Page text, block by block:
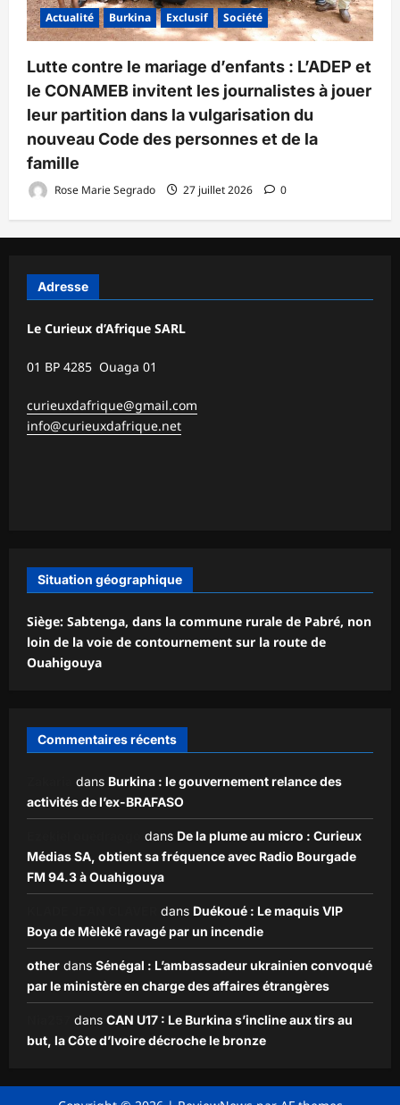
Actualité Burkina Exclusif Société
Lutte contre le mariage d’enfants : L’ADEP et
le CONAMEB invitent les journalistes à jouer
leur partition dans la vulgarisation du
nouveau Code des personnes et de la
famille
Rose Marie Segrado 27 juillet 2026 0
Adresse
Le Curieux d’Afrique SARL
01 BP 4285 Ouaga 01
curieuxdafrique@gmail.com
info@curieuxdafrique.net
Situation géographique
Siège: Sabtenga, dans la commune rurale de Pabré, non
loin de la voie de contournement sur la route de
Ouahigouya
Commentaires récents
dans Burkina : le gouvernement relance des
activités de l’ex-BRAFASO
dans De la plume au micro : Curieux
Médias SA, obtient sa fréquence avec Radio Bourgade
FM 94.3 à Ouahigouya
dans Duékoué : Le maquis VIP
Boya de Mèlèkê ravagé par un incendie
other dans Sénégal : L’ambassadeur ukrainien convoqué
par le ministère en charge des affaires étrangères
dans CAN U17 : Le Burkina s’incline aux tirs au
but, la Côte d’Ivoire décroche le bronze